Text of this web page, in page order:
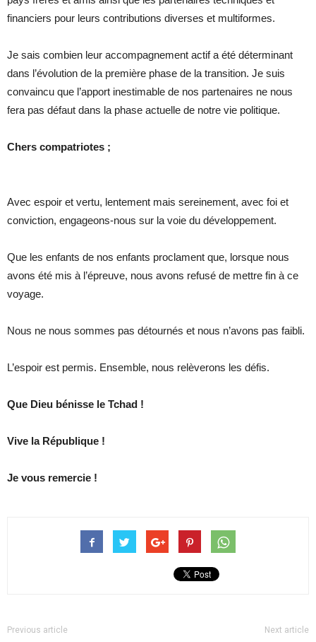
financiers pour leurs contributions diverses et multiformes.
Je sais combien leur accompagnement actif a été déterminant
dans l’évolution de la première phase de la transition. Je suis
convaincu que l’apport inestimable de nos partenaires ne nous
fera pas défaut dans la phase actuelle de notre vie politique.
Chers compatriotes ;
Avec espoir et vertu, lentement mais sereinement, avec foi et
conviction, engageons-nous sur la voie du développement.
Que les enfants de nos enfants proclament que, lorsque nous
avons été mis à l’épreuve, nous avons refusé de mettre fin à ce
voyage.
Nous ne nous sommes pas détournés et nous n’avons pas faibli.
L’espoir est permis. Ensemble, nous relèverons les défis.
Que Dieu bénisse le Tchad !
Vive la République !
Je vous remercie !
Previous article Next article